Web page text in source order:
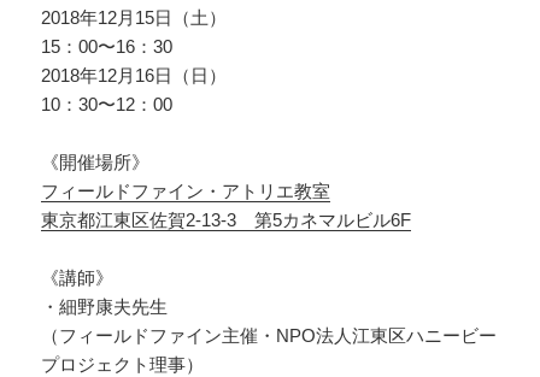
2018年12月15日（土）
15：00〜16：30
2018年12月16日（日）
10：30〜12：00
《開催場所》
フィールドファイン・アトリエ教室
東京都江東区佐賀2-13-3 第5カネマルビル6F
《講師》
・細野康夫先生
（フィールドファイン主催・NPO法人江東区ハニービー
プロジェクト理事）